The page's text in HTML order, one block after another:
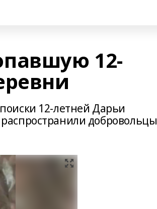
12-
12-летней Дарьи
добровольцы